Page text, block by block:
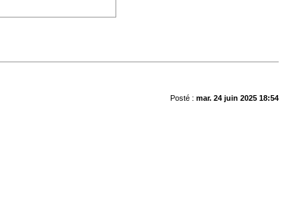
Posté : mar. 24 juin 2025 18:54